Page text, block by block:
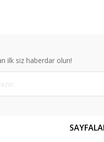
bulunuyor.
daha pahalı.
alternatifler olmalı.
ilk siz haberdar olun!